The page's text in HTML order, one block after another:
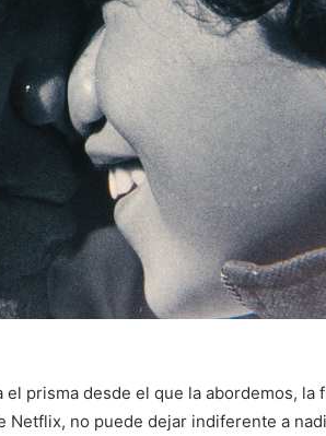
prisma desde el que la abordemos, la
Netflix, no puede dejar indiferente a